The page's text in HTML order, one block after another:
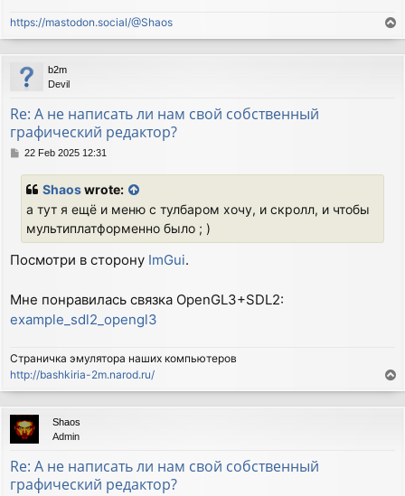
https://mastodon.social/@Shaos
o
p
b2m
Devil
Re: А не написать ли нам свой собственный
графический редактор?
P22 Feb 2025 12:31
Shaoswrote:
а тут я ещё и меню с тулбаром хочу, и скролл, и чтобы
мультиплатформенно было ; )
Посмотри в сторону ImGui.
Мне понравилась связка OpenGL3+SDL2:
example_sdl2_opengl3
Страничка эмулятора наших компьютеров
http://bashkiria-2m.narod.ru/
o
p
Shaos
Admin
Re: А не написать ли нам свой собственный
графический редактор?